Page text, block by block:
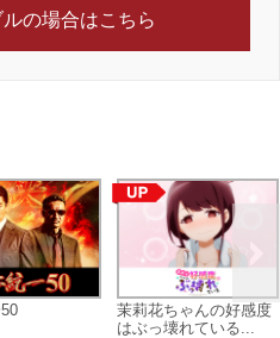
の場合はこちら
茉莉花ちゃんの好感度
はぶっ壊れている...